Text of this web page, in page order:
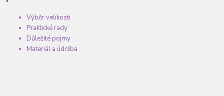
Výběr velikosti
Praktické rady
Důležité pojmy
Materiál a údržba